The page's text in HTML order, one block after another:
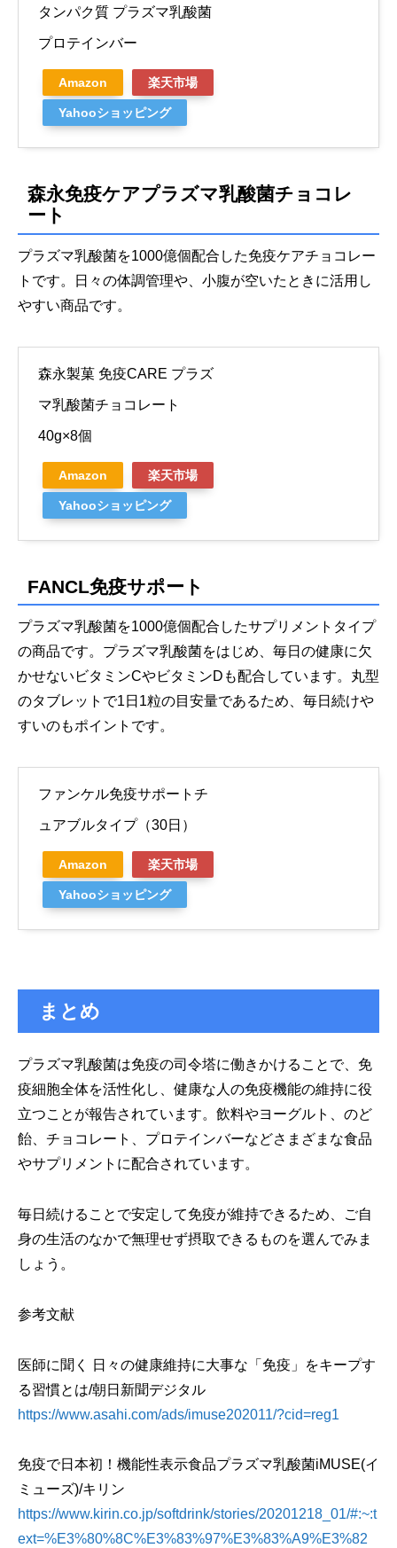
タンパク質 プラズマ乳酸菌
プロテインバー
Amazon 楽天市場
Yahooショッピング
森永免疫ケアプラズマ乳酸菌チョコレ
ート
プラズマ乳酸菌を1000億個配合した免疫ケアチョコレー
トです。日々の体調管理や、小腹が空いたときに活用し
やすい商品です。
森永製菓 免疫CARE プラズ
マ乳酸菌チョコレート
40g×8個
Amazon 楽天市場
Yahooショッピング
FANCL免疫サポート
プラズマ乳酸菌を1000億個配合したサプリメントタイプ
の商品です。プラズマ乳酸菌をはじめ、毎日の健康に欠
かせないビタミンCやビタミンDも配合しています。丸型
のタブレットで1日1粒の目安量であるため、毎日続けや
すいのもポイントです。
ファンケル免疫サポートチ
ュアブルタイプ（30日）
Amazon 楽天市場
Yahooショッピング
まとめ
プラズマ乳酸菌は免疫の司令塔に働きかけることで、免
疫細胞全体を活性化し、健康な人の免疫機能の維持に役
立つことが報告されています。飲料やヨーグルト、のど
飴、チョコレート、プロテインバーなどさまざまな食品
やサプリメントに配合されています。
毎日続けることで安定して免疫が維持できるため、ご自
身の生活のなかで無理せず摂取できるものを選んでみま
しょう。
参考文献
医師に聞く 日々の健康維持に大事な「免疫」をキープす
る習慣とは/朝日新聞デジタル
https://www.asahi.com/ads/imuse202011/?cid=reg1
免疫で日本初！機能性表示食品プラズマ乳酸菌iMUSE(イ
ミューズ)/キリン
https://www.kirin.co.jp/softdrink/stories/20201218_01/#:~:t
ext=%E3%80%8C%E3%83%97%E3%83%A9%E3%82